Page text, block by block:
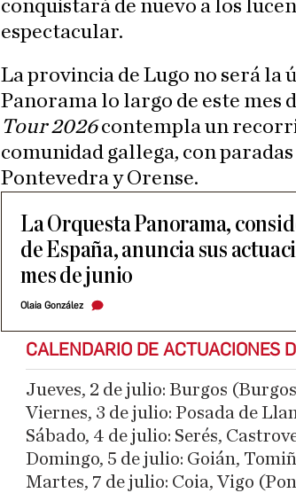
conquistará de nuevo a los
espectacular.
La provincia de Lugo no será la
Panorama lo largo de este mes
Tour 2026contempla un
comunidad gallega, con
Pontevedra y Orense.
La Orquesta Panorama,
de España, anuncia sus
mes de junio
Olaia González
CALENDARIO DE ACTUACIONES
Jueves, 2 de julio: Burgos
Viernes, 3 de julio: Posada de
Sábado, 4 de julio: Serés,
Domingo, 5 de julio: Goián,
Martes, 7 de julio: Coia, Vigo